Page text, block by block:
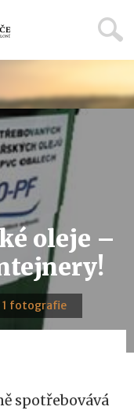
oleje –
1 fotografie
spotřebovává